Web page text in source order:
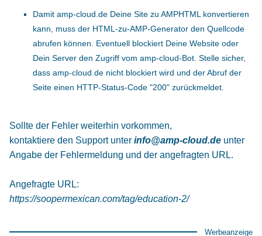
Damit amp-cloud.de Deine Site zu AMPHTML konvertieren
kann, muss der HTML-zu-AMP-Generator den Quellcode
abrufen können. Eventuell blockiert Deine Website oder
Dein Server den Zugriff vom amp-cloud-Bot. Stelle sicher,
dass amp-cloud.de nicht blockiert wird und der Abruf der
Seite einen HTTP-Status-Code "200" zurückmeldet.
Sollte der Fehler weiterhin vorkommen,
kontaktiere den Support unter info@amp-cloud.de unter
Angabe der Fehlermeldung und der angefragten URL.
Angefragte URL:
https://soopermexican.com/tag/education-2/
Werbeanzeige